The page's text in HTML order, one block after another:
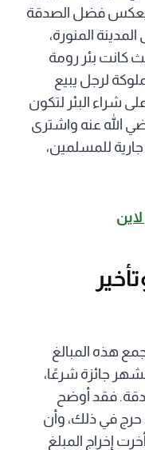
يعكس فضل الصدقة
المنورة،
كانت بئر رومة
لرجل يبيع
شراء البئر لتكون
الله عنه واشترى
للمسلمين،
هذه المبالغ
جائزة شرعًا،
فقد أوضح
حرج في ذلك، وأن
إخراج المبلغ